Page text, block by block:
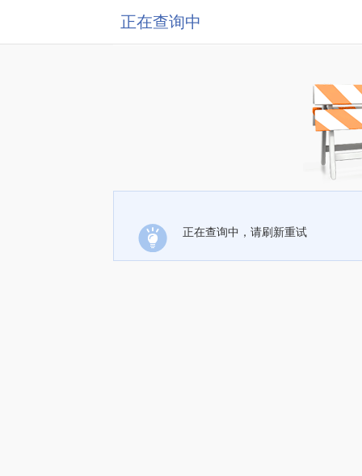
正在查询中
正在查询中，请刷新重试